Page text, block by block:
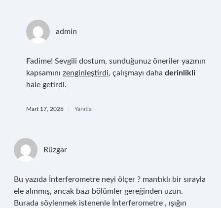
admin
Fadime! Sevgili dostum, sunduğunuz öneriler yazının
kapsamını zenginleştirdi, çalışmayı daha derinlikli
hale getirdi.
Mart 17, 2026 Yanıtla
Rüzgar
Bu yazıda İnterferometre neyi ölçer ? mantıklı bir sırayla
ele alınmış, ancak bazı bölümler gereğinden uzun.
Burada söylenmek istenenle İnterferometre , ışığın